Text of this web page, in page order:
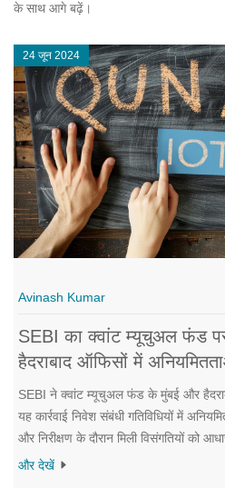
के साथ आगे बढ़ें।
24 जून 2024
Avinash Kumar
SEBI का क्वांट म्यूचुअल फंड
हैदराबाद ऑफिसों में
को सतर्क रहने की सलाह
SEBI ने क्वांट म्यूचुअल फंड के मुंबई और
यह कार्रवाई निवेश संबंधी गतिविधियों में
और निरीक्षण के दौरान मिली विसंगतियों को
निवेशकों को सतर्क रहने की सलाह दी गई है।
और देखें